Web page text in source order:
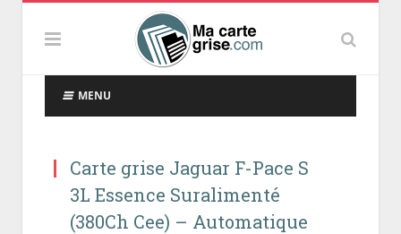
MENU
Carte grise Jaguar F-Pace S
3L Essence Suralimenté
(380Ch Cee) – Automatique